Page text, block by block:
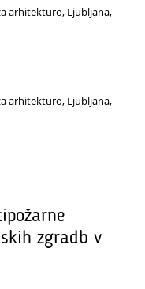
arhitekturo, Ljubljana,
arhitekturo, Ljubljana,
zgradb v